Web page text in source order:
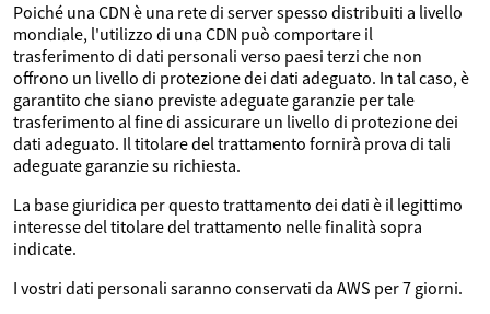
Poiché una CDN è una rete di server spesso distribuiti a livello
mondiale, l'utilizzo di una CDN può comportare il
trasferimento di dati personali verso paesi terzi che non
offrono un livello di protezione dei dati adeguato. In tal caso, è
garantito che siano previste adeguate garanzie per tale
trasferimento al fine di assicurare un livello di protezione dei
dati adeguato. Il titolare del trattamento fornirà prova di tali
adeguate garanzie su richiesta.
La base giuridica per questo trattamento dei dati è il legittimo
interesse del titolare del trattamento nelle finalità sopra
indicate.
I vostri dati personali saranno conservati da AWS per 7 giorni.